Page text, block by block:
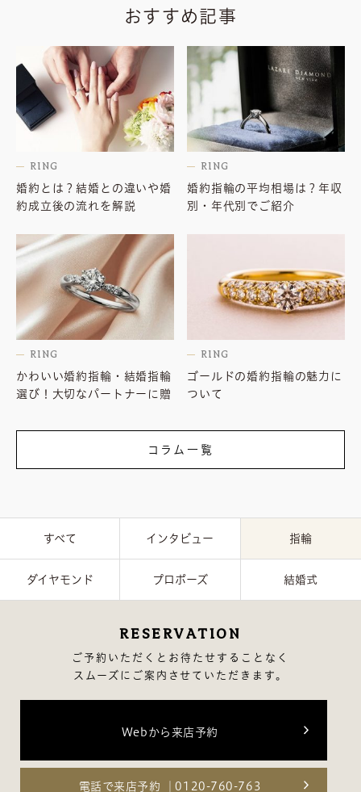
おすすめ記事
RING
婚約とは？結婚との違いや婚
約成立後の流れを解説
RING
婚約指輪の平均相場は？年収
別・年代別でご紹介
RING
かわいい婚約指輪・結婚指輪
選び！大切なパートナーに贈
RING
ゴールドの婚約指輪の魅力に
ついて
コラム一覧
すべて インタビュー 指輪
ダイヤモンド プロポーズ 結婚式
RESERVATION
ご予約いただくとお待たせすることなく
スムーズにご案内させていただきます。
Webから来店予約
電話で来店予約 0120-760-763
ラザール ダイヤモンド 公式サイト